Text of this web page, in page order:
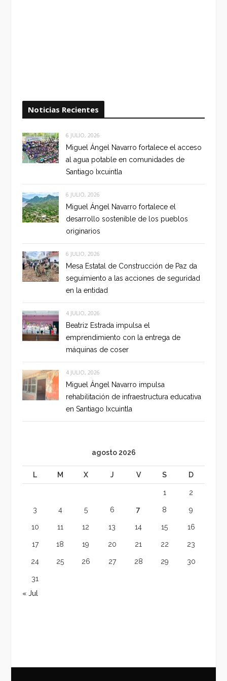
Noticias Recientes
6 JULIO, 2026
Miguel Ángel Navarro fortalece el acceso
al agua potable en comunidades de
Santiago Ixcuintla
6 JULIO, 2026
Miguel Ángel Navarro fortalece el
desarrollo sostenible de los pueblos
originarios
6 JULIO, 2026
Mesa Estatal de Construcción de Paz da
seguimiento a las acciones de seguridad
en la entidad
4 JULIO, 2026
Beatriz Estrada impulsa el
emprendimiento con la entrega de
máquinas de coser
4 JULIO, 2026
Miguel Ángel Navarro impulsa
rehabilitación de infraestructura educativa
en Santiago Ixcuintla
agosto 2026
L M X J V S D
1 2
3 4 5 6 7 8 9
10 11 12 13 14 15 16
17 18 19 20 21 22 23
24 25 26 27 28 29 30
31
« Jul